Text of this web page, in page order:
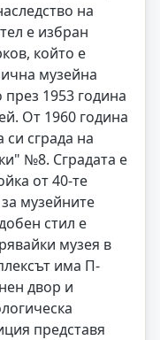
на
е избран
който е
музейна
през 1953 година
От 1960 година
сграда на
№8. Сградата е
от 40-те
музейните
стил е
музея в
има П-
двор и
представя